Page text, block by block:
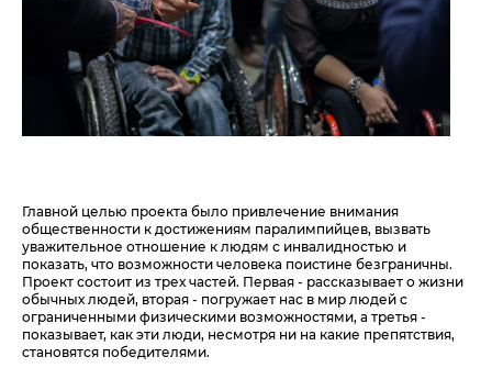
Главной целью проекта было привлечение внимания
общественности к достижениям паралимпийцев, вызвать
уважительное отношение к людям с инвалидностью и
показать, что возможности человека поистине безграничны.
Проект состоит из трех частей. Первая - рассказывает о жизни
обычных людей, вторая - погружает нас в мир людей с
ограниченными физическими возможностями, а третья -
показывает, как эти люди, несмотря ни на какие препятствия,
становятся победителями.